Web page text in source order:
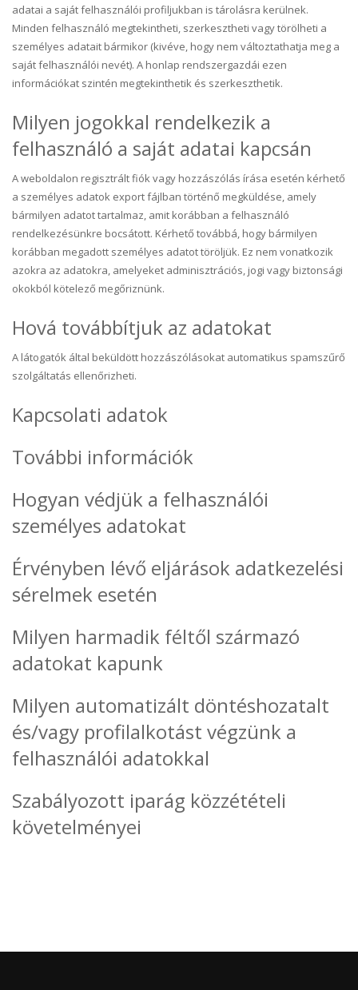
adatai a saját felhasználói profiljukban is tárolásra kerülnek.
Minden felhasználó megtekintheti, szerkesztheti vagy törölheti a
személyes adatait bármikor (kivéve, hogy nem változtathatja meg a
saját felhasználói nevét). A honlap rendszergazdái ezen
információkat szintén megtekinthetik és szerkeszthetik.
Milyen jogokkal rendelkezik a
felhasználó a saját adatai kapcsán
A weboldalon regisztrált fiók vagy hozzászólás írása esetén kérhető
a személyes adatok export fájlban történő megküldése, amely
bármilyen adatot tartalmaz, amit korábban a felhasználó
rendelkezésünkre bocsátott. Kérhető továbbá, hogy bármilyen
korábban megadott személyes adatot töröljük. Ez nem vonatkozik
azokra az adatokra, amelyeket adminisztrációs, jogi vagy biztonsági
okokból kötelező megőriznünk.
Hová továbbítjuk az adatokat
A látogatók által beküldött hozzászólásokat automatikus spamszűrő
szolgáltatás ellenőrizheti.
Kapcsolati adatok
További információk
Hogyan védjük a felhasználói
személyes adatokat
Érvényben lévő eljárások adatkezelési
sérelmek esetén
Milyen harmadik féltől származó
adatokat kapunk
Milyen automatizált döntéshozatalt
és/vagy profilalkotást végzünk a
felhasználói adatokkal
Szabályozott iparág közzétételi
követelményei